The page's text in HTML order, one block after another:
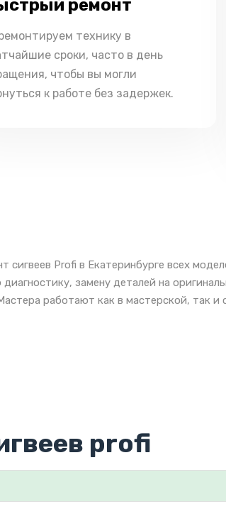
ремонт
технику в
сроки, часто в день
чтобы вы могли
к работе без задержек.
сигвеев Profi в Екатеринбурге всех
диагностику, замену деталей на
работают как в мастерской, так
profi